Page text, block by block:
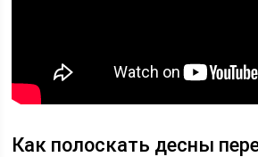
Как полоскать десны